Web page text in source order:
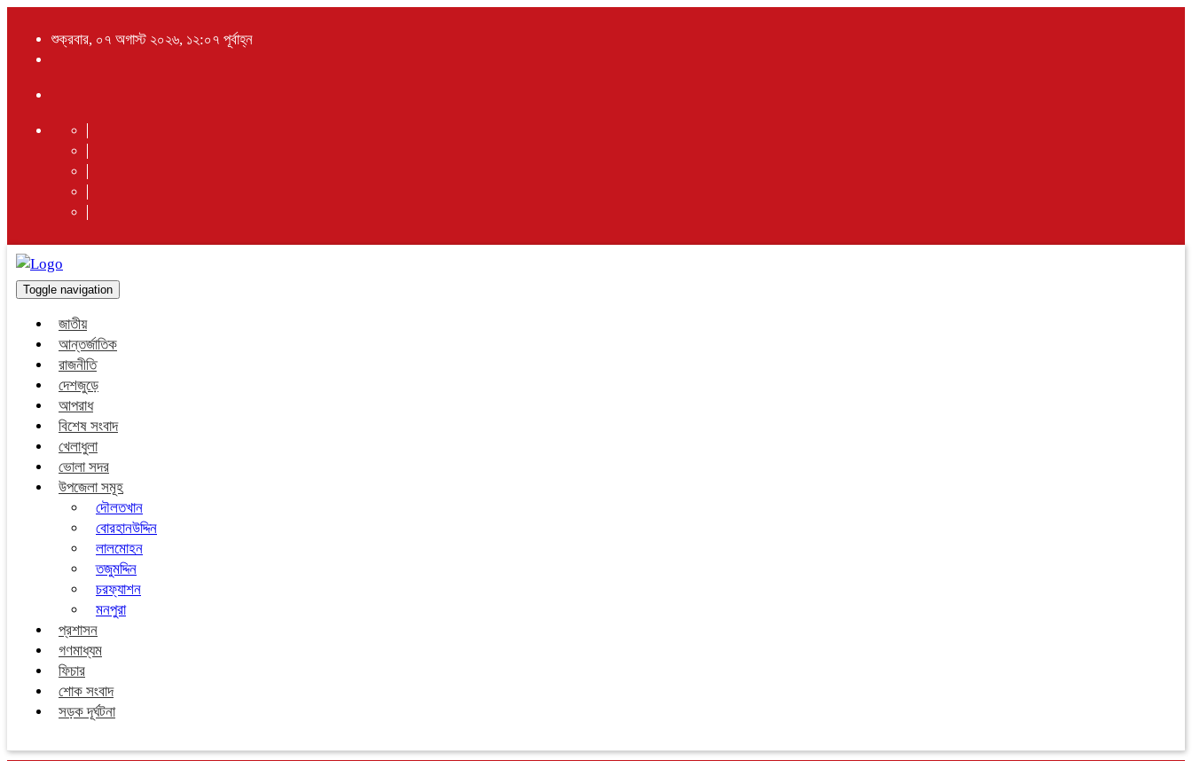
শুক্রবার, ০৭ অগাস্ট ২০২৬, ১২:০৭ পূর্বাহ্ন
Toggle navigation
জাতীয়
আন্তর্জাতিক
রাজনীতি
দেশজুড়ে
আপরাধ
বিশেষ সংবাদ
খেলাধুলা
ভোলা সদর
উপজেলা সমূহ
দৌলতখান
বোরহানউদ্দিন
লালমোহন
তজুমদ্দিন
চরফ্যাশন
মনপুরা
প্রশাসন
গণমাধ্যম
ফিচার
শোক সংবাদ
সড়ক দূর্ঘটনা